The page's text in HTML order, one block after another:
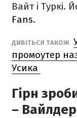
Вайт і Туркі.
Fans.
ДИВІТЬСЯ ТАКОЖ
промоутер
Усика
Гірн
– Вайлдер